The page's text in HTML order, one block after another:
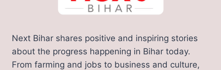
Next Bihar shares positive and inspiring stories
about the progress happening in Bihar today.
From farming and jobs to business and culture,